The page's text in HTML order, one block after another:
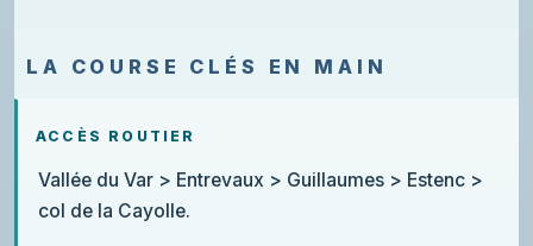
LA COURSE CLÉS EN MAIN
ACCÈS ROUTIER
Vallée du Var > Entrevaux > Guillaumes > Estenc >
col de la Cayolle.